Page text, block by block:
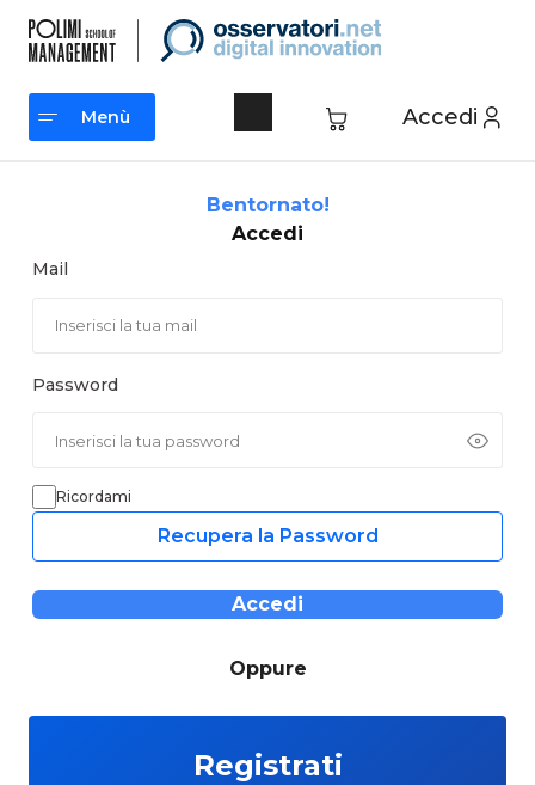
contenuto
Accedi
Menù
Bentornato!
Accedi
Mail
Password
Ricordami
Recupera la Password
Accedi
Oppure
Registrati